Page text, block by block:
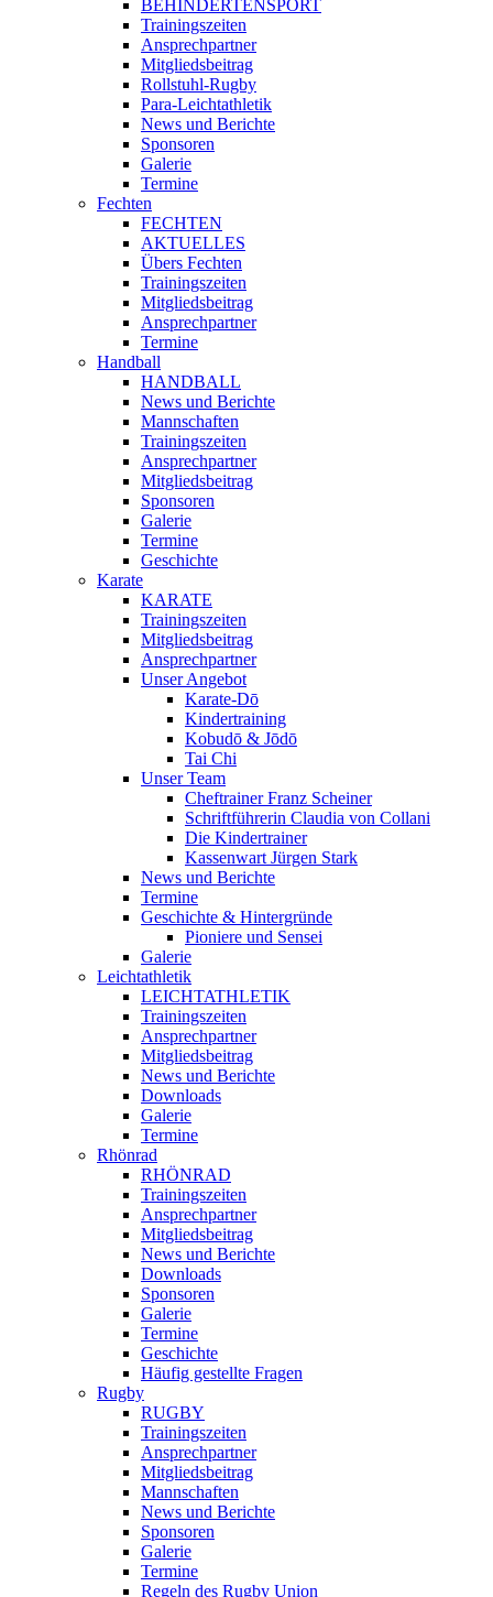
BEHINDERTENSPORT
Trainingszeiten
Ansprechpartner
Mitgliedsbeitrag
Rollstuhl-Rugby
Para-Leichtathletik
News und Berichte
Sponsoren
Galerie
Termine
Fechten
FECHTEN
AKTUELLES
Übers Fechten
Trainingszeiten
Mitgliedsbeitrag
Ansprechpartner
Termine
Handball
HANDBALL
News und Berichte
Mannschaften
Trainingszeiten
Ansprechpartner
Mitgliedsbeitrag
Sponsoren
Galerie
Termine
Geschichte
Karate
KARATE
Trainingszeiten
Mitgliedsbeitrag
Ansprechpartner
Unser Angebot
Karate-Dō
Kindertraining
Kobudō & Jōdō
Tai Chi
Unser Team
Cheftrainer Franz Scheiner
Schriftführerin Claudia von Collani
Die Kindertrainer
Kassenwart Jürgen Stark
News und Berichte
Termine
Geschichte & Hintergründe
Pioniere und Sensei
Galerie
Leichtathletik
LEICHTATHLETIK
Trainingszeiten
Ansprechpartner
Mitgliedsbeitrag
News und Berichte
Downloads
Galerie
Termine
Rhönrad
RHÖNRAD
Trainingszeiten
Ansprechpartner
Mitgliedsbeitrag
News und Berichte
Downloads
Sponsoren
Galerie
Termine
Geschichte
Häufig gestellte Fragen
Rugby
RUGBY
Trainingszeiten
Ansprechpartner
Mitgliedsbeitrag
Mannschaften
News und Berichte
Sponsoren
Galerie
Termine
Regeln des Rugby Union